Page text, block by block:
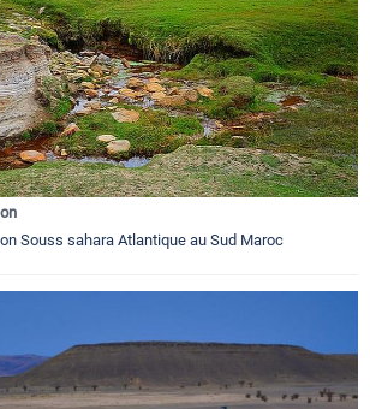
Souss sahara Atlantique au Sud Maroc